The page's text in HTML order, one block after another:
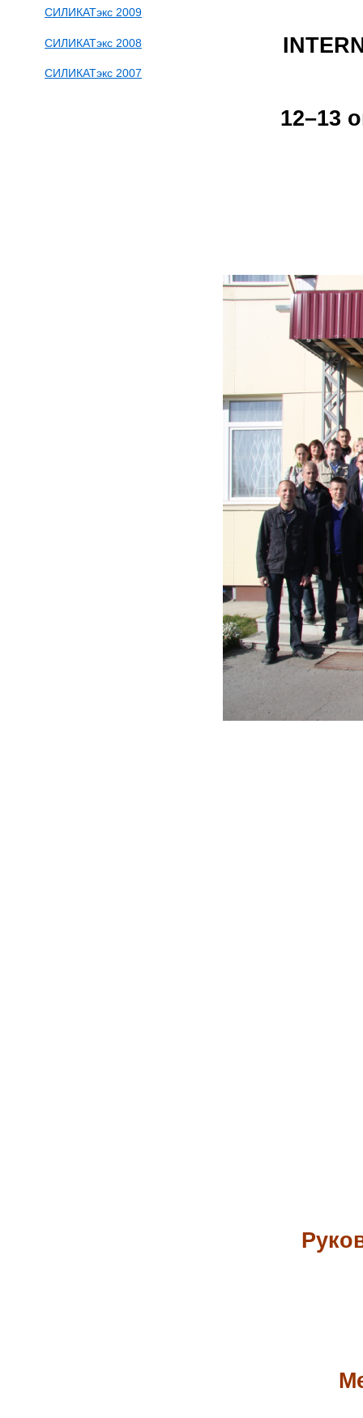
СИЛИКАТэкс 2009
СИЛИКАТэкс 2008
СИЛИКАТэкс 2007
12–13